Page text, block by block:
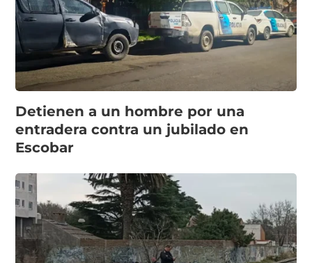
Detienen a un hombre por una
entradera contra un jubilado en
Escobar